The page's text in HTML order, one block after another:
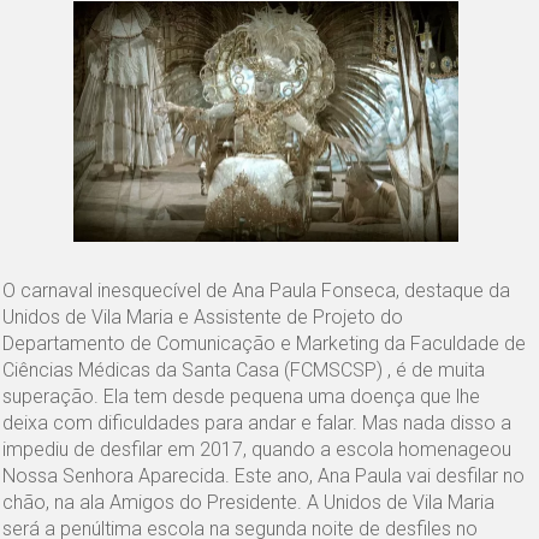
O carnaval inesquecível de Ana Paula Fonseca, destaque da
Unidos de Vila Maria e Assistente de Projeto do
Departamento de Comunicação e Marketing da Faculdade de
Ciências Médicas da Santa Casa (FCMSCSP) , é de muita
superação. Ela tem desde pequena uma doença que lhe
deixa com dificuldades para andar e falar. Mas nada disso a
impediu de desfilar em 2017, quando a escola homenageou
Nossa Senhora Aparecida. Este ano, Ana Paula vai desfilar no
chão, na ala Amigos do Presidente. A Unidos de Vila Maria
será a penúltima escola na segunda noite de desfiles no